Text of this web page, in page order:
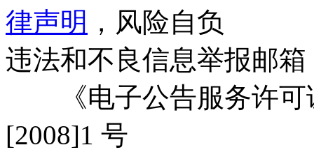
律声明 ，风险自负
违法和不良信息举报邮箱
《电子公告服务许可
[2008]1 号